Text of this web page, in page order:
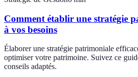
Comment établir une stratégie
à vos besoins
Élaborer une stratégie patrimoniale
optimiser votre patrimoine. Suivez ce
conseils adaptés.